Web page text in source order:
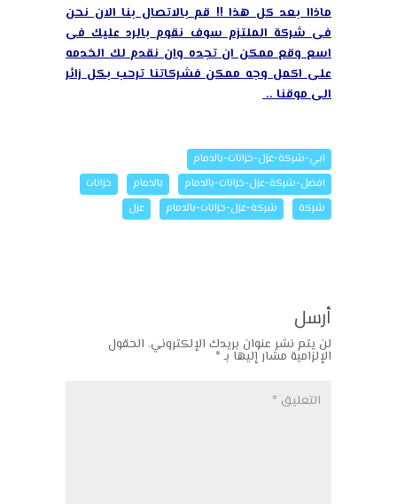
ماذاا بعد كل هذا !! قم بالاتصال بنا الان نحن
فى شركة الملتزم سوف نقوم بالرد عليك فى
اسع وقع ممكن ان تجده وان نقدم لك الخدمه
على اكمل وجه ممكن فشركاتنا ترحب بكل زائر
الى موقنا ..
ابي-شركة-عزل-خزانات-بالدمام
افضل-شركة-عزل-خزانات-بالدمام
بالدمام
خزانات
شركة
شركة-عزل-خزانات-بالدمام عزل
أرسل
لن يتم نشر عنوان بريدك الإلكتروني. الحقول
الإلزامية مشار إليها بـ*